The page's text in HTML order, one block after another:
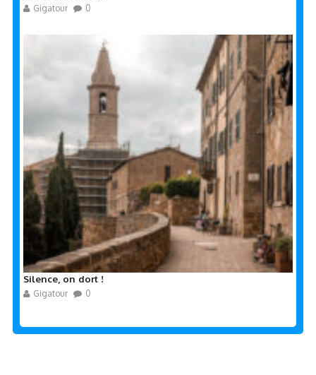
Gigatour 0
Silence, on dort !
Gigatour 0